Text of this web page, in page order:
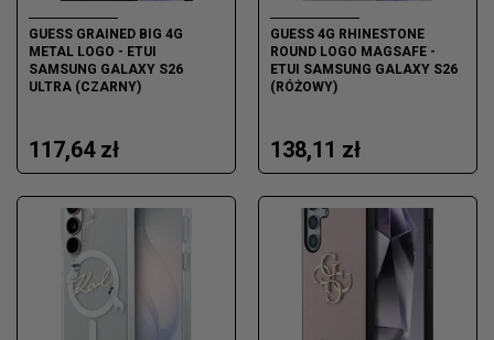
GUESS GRAINED BIG 4G
METAL LOGO - ETUI
SAMSUNG GALAXY S26
ULTRA (CZARNY)
117,64 zł
GUESS 4G RHINESTONE
ROUND LOGO MAGSAFE -
ETUI SAMSUNG GALAXY S26
(RÓŻOWY)
138,11 zł